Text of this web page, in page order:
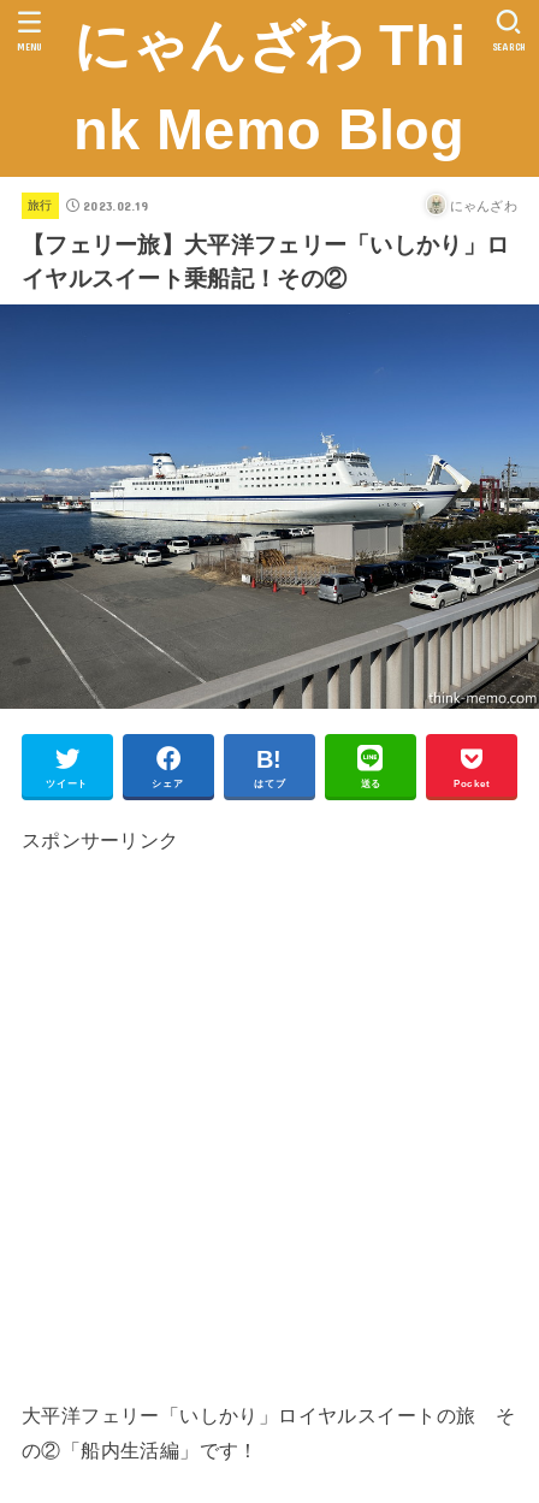
にゃんざわ Thi
nk Memo Blog
SEARCH
MENU
旅行 2023.02.19 にゃんざわ
【フェリー旅】大平洋フェリー「いしかり」ロ
イヤルスイート乗船記！その②
ツイート シェア はてブ 送る Pocket
スポンサーリンク
大平洋フェリー「いしかり」ロイヤルスイートの旅 そ
の②「船内生活編」です！